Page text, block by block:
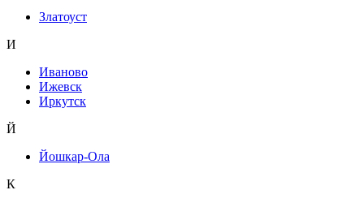
Златоуст
И
Иваново
Ижевск
Иркутск
Й
Йошкар-Ола
К